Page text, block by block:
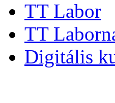
TT Labor
TT
Digitális